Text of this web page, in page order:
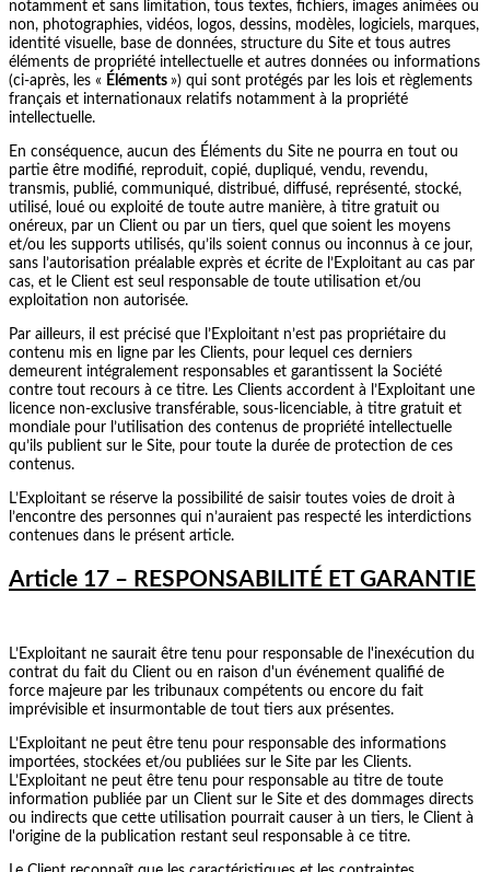
notamment et sans limitation, tous textes, fichiers, images animées ou
non, photographies, vidéos, logos, dessins, modèles, logiciels, marques,
identité visuelle, base de données, structure du Site et tous autres
éléments de propriété intellectuelle et autres données ou informations
(ci-après, les « Éléments ») qui sont protégés par les lois et règlements
français et internationaux relatifs notamment à la propriété
intellectuelle.
En conséquence, aucun des Éléments du Site ne pourra en tout ou
partie être modifié, reproduit, copié, dupliqué, vendu, revendu,
transmis, publié, communiqué, distribué, diffusé, représenté, stocké,
utilisé, loué ou exploité de toute autre manière, à titre gratuit ou
onéreux, par un Client ou par un tiers, quel que soient les moyens
et/ou les supports utilisés, qu’ils soient connus ou inconnus à ce jour,
sans l’autorisation préalable exprès et écrite de l’Exploitant au cas par
cas, et le Client est seul responsable de toute utilisation et/ou
exploitation non autorisée.
Par ailleurs, il est précisé que l’Exploitant n’est pas propriétaire du
contenu mis en ligne par les Clients, pour lequel ces derniers
demeurent intégralement responsables et garantissent la Société
contre tout recours à ce titre. Les Clients accordent à l’Exploitant une
licence non-exclusive transférable, sous-licenciable, à titre gratuit et
mondiale pour l’utilisation des contenus de propriété intellectuelle
qu’ils publient sur le Site, pour toute la durée de protection de ces
contenus.
L’Exploitant se réserve la possibilité de saisir toutes voies de droit à
l’encontre des personnes qui n’auraient pas respecté les interdictions
contenues dans le présent article.
Article 17 – RESPONSABILITÉ ET GARANTIE
L’Exploitant ne saurait être tenu pour responsable de l'inexécution du
contrat du fait du Client ou en raison d'un événement qualifié de
force majeure par les tribunaux compétents ou encore du fait
imprévisible et insurmontable de tout tiers aux présentes.
L’Exploitant ne peut être tenu pour responsable des informations
importées, stockées et/ou publiées sur le Site par les Clients.
L’Exploitant ne peut être tenu pour responsable au titre de toute
information publiée par un Client sur le Site et des dommages directs
ou indirects que cette utilisation pourrait causer à un tiers, le Client à
l'origine de la publication restant seul responsable à ce titre.